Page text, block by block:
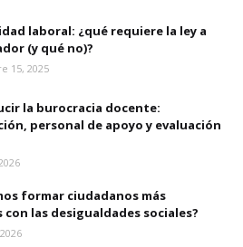
laboral: ¿qué requiere la ley a
(y qué no)?
15, 2025
la burocracia docente:
personal de apoyo y evaluación
formar ciudadanos más
con las desigualdades sociales?